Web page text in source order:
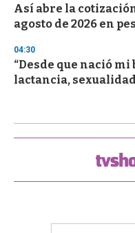
Así abre la
agosto de 2026 en
04:30
“Desde que nació mi
lactancia,